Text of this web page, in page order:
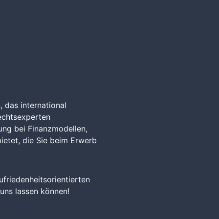
das international
bei Finanzmodellen,
die Sie beim Erwerb
lassen können!